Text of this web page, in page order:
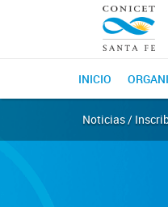
INICIO
Noticias /